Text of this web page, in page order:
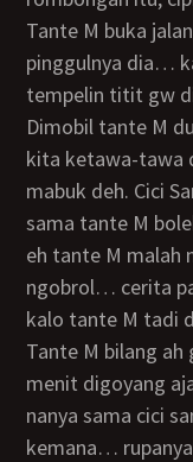
Tante M buka
pinggulnya dia…
tempelin titit gw
Dimobil tante M duduk dibelakang, cici didepan…
kita ketawa-tawa
mabuk deh. Cici
sama tante M
eh tante M malah
ngobrol… cerita
kalo tante M tadi
Tante M bilang ah gaya doang tuh bule… baru 5
menit digoyang
nanya sama cici
kemana…